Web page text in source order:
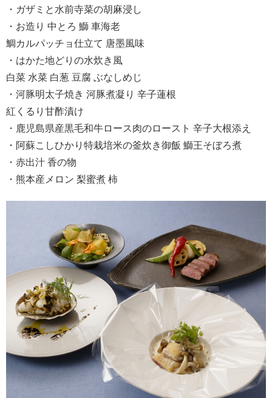
・ガザミと水前寺菜の胡麻浸し
・お造り 中とろ 鰤 車海老
鯛カルパッチョ仕立て 唐墨風味
・はかた地どりの水炊き風
白菜 水菜 白葱 豆腐 ぶなしめじ
・河豚明太子焼き 河豚煮凝り 辛子蓮根
紅くるり甘酢漬け
・鹿児島県産黒毛和牛ロース肉のロースト 辛子大根添え
・阿蘇こしひかり特栽培米の釜炊き御飯 鰤王そぼろ煮
・赤出汁 香の物
・熊本産メロン 梨蜜煮 柿